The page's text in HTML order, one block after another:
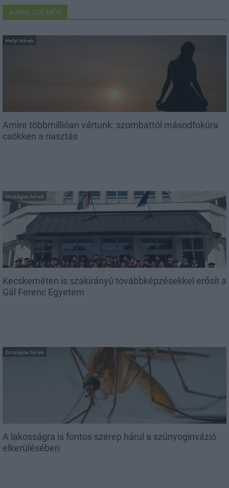
AJÁNLJUK MÉG
Helyi hírek
Amire többmillióan vártunk: szombattól másodfokúra
csökken a riasztás
Országos hírek
Kecskeméten is szakirányú továbbképzésekkel erősít a
Gál Ferenc Egyetem
Országos hírek
A lakosságra is fontos szerep hárul a szúnyoginvázió
elkerülésében